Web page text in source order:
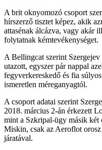
A brit oknyomozó csoport
hírszerző tisztet képez, akik
attasénak álcázva, vagy akár
folytatnak kémtevékenységet.
A Bellingcat szerint
utazott, egyszer pár nappal
fegyverkereskedő és fia
ismeretlen méreganyagtól.
A csoport adatai szerint
2018. március 2-án érkezett
mint a Szkripal-ügy másik két
Miskin, csak az Aeroflot
járatával.